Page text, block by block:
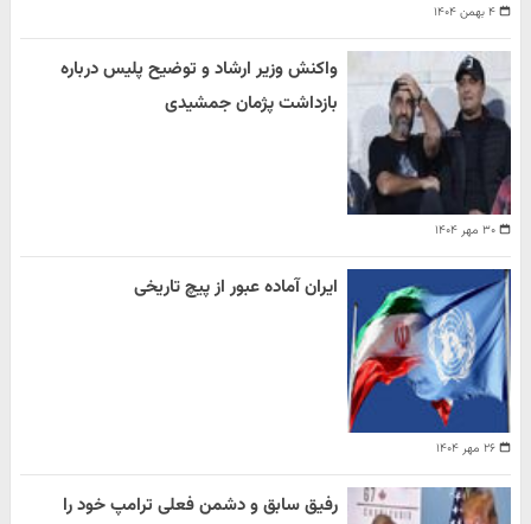
۴ بهمن ۱۴۰۴
۳۰ مهر ۱۴۰۴
واکنش وزیر ارشاد و توضیح پلیس درباره
بازداشت پژمان جمشیدی
۲۶ مهر ۱۴۰۴
ایران آماده عبور از پیچ تاریخی
رفیق سابق و دشمن فعلی ترامپ خود را